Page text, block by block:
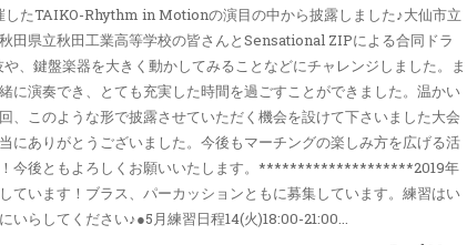
たTAIKO-Rhythm in Motionの演目の中から披露しました♪大仙市立
田県立秋田工業高等学校の皆さんとSensational ZIPによる合同ドラ
、鍵盤楽器を大きく動かしてみることなどにチャレンジしました。ま
に演奏でき、とても充実した時間を過ごすことができました。温かい
、このような形で披露させていただく機会を設けて下さいました大会
にありがとうございました。今後もマーチングの楽しみ方を広げる活
！今後ともよろしくお願いいたします。********************2019年
ています！ブラス、パーカッションともに募集しています。練習はい
いらしてください♪●5月練習日程14(火)18:00-21:00...